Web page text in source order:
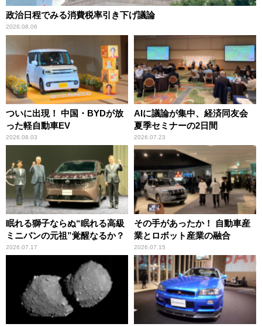
政治日程でみる消費税率引き下げ議論
2026.08.06
ついに出現！ 中国・BYDが放
った軽自動車EV
2026.08.03
AIに議論が集中、経済同友会
夏季セミナーの2日間
2026.07.23
眠れる獅子ならぬ“眠れる高級
ミニバンの元祖”覚醒なるか？
2026.07.17
その手があったか！ 自動車産
業とロボット産業の融合
2026.07.15